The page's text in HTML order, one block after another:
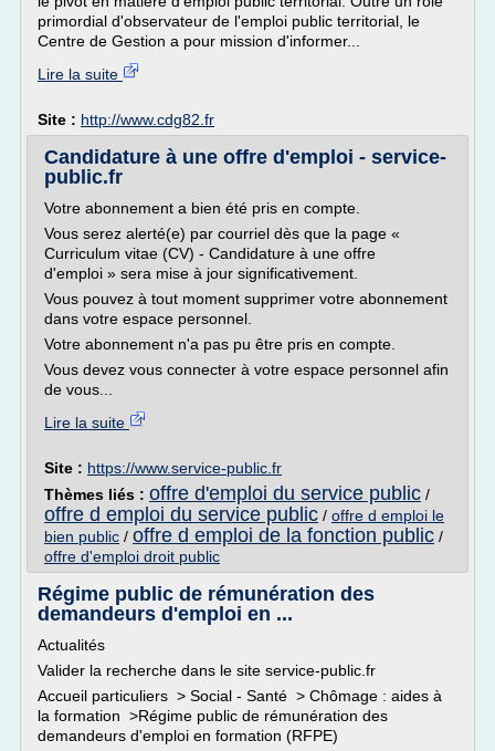
primordial d'observateur de l'emploi public territorial, le
Centre de Gestion a pour mission d'informer...
Lire la suite
Site : http://www.cdg82.fr
Candidature à une offre d'emploi - service-
public.fr
Votre abonnement a bien été pris en compte.
Vous serez alerté(e) par courriel dès que la page «
Curriculum vitae (CV) - Candidature à une offre
d'emploi » sera mise à jour significativement.
Vous pouvez à tout moment supprimer votre abonnement
dans votre espace personnel.
Votre abonnement n'a pas pu être pris en compte.
Vous devez vous connecter à votre espace personnel afin
de vous...
Lire la suite
Site : https://www.service-public.fr
Thèmes liés : offre d'emploi du service public /
offre d emploi du service public / offre d emploi le
bien public / offre d emploi de la fonction public /
offre d'emploi droit public
Régime public de rémunération des
demandeurs d'emploi en ...
Actualités
Valider la recherche dans le site service-public.fr
Accueil particuliers > Social - Santé > Chômage : aides à
la formation >Régime public de rémunération des
demandeurs d'emploi en formation (RFPE)